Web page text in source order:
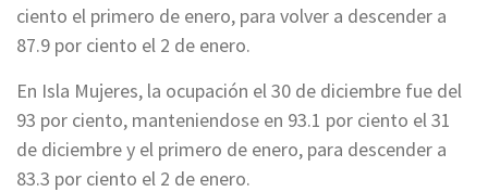
ciento el primero de enero, para volver a descender a
87.9 por ciento el 2 de enero.
En Isla Mujeres, la ocupación el 30 de diciembre fue del
93 por ciento, manteniendose en 93.1 por ciento el 31
de diciembre y el primero de enero, para descender a
83.3 por ciento el 2 de enero.